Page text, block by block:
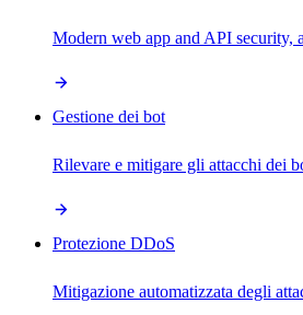
Modern web app and API security,
Gestione dei bot
Rilevare e mitigare gli attacchi dei
Protezione DDoS
Mitigazione automatizzata degli